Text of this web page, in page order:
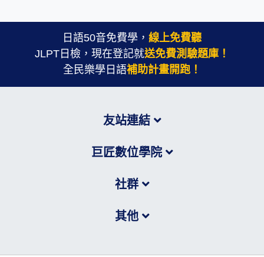
日語50音免費學， 線上免費聽
JLPT日檢，現在登記就送免費測驗題庫！
全民樂學日語補助計畫開跑！
友站連結
巨匠數位學院
社群
其他